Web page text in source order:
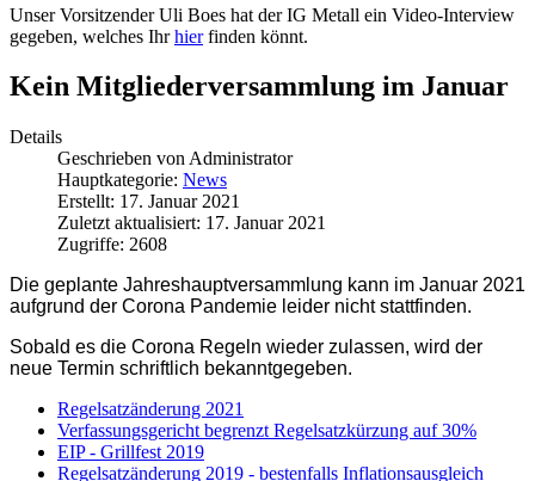
Unser Vorsitzender Uli Boes hat der IG Metall ein Video-Interview
gegeben, welches Ihrhierfinden könnt.
Kein Mitgliederversammlung im Januar
Details
Geschrieben von Administrator
Hauptkategorie: News
Erstellt: 17. Januar 2021
Zuletzt aktualisiert: 17. Januar 2021
Zugriffe: 2608
Die geplante Jahreshauptversammlung kann im Januar 2021
aufgrund der Corona Pandemie leider nicht stattfinden.
Sobald es die Corona Regeln wieder zulassen, wird der
neue Termin schriftlich bekanntgegeben.
Regelsatzänderung 2021
Verfassungsgericht begrenzt Regelsatzkürzung auf 30%
EIP - Grillfest 2019
Regelsatzänderung 2019 - bestenfalls Inflationsausgleich